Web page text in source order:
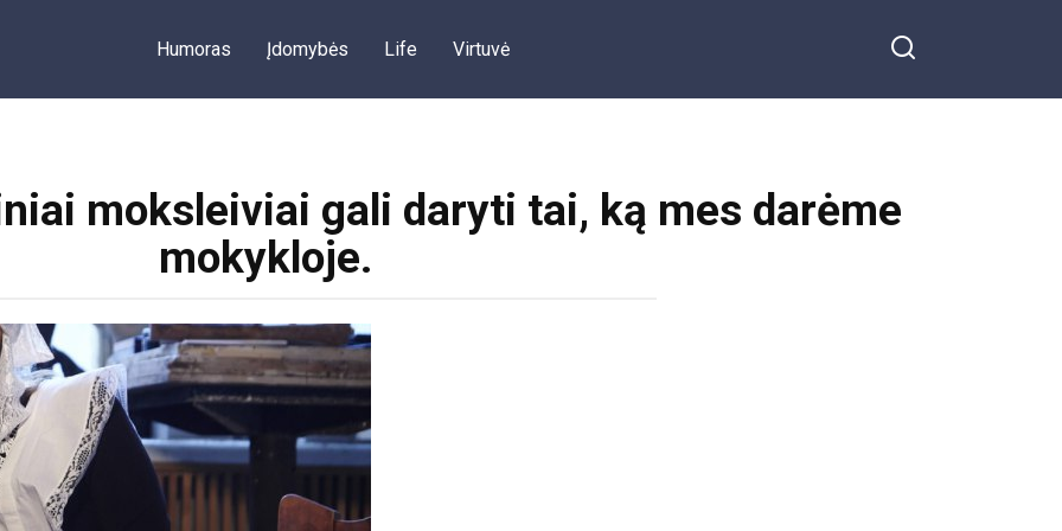
Humoras Įdomybės Life Virtuvė
moksleiviai gali daryti tai, ką mes darėme
mokykloje.